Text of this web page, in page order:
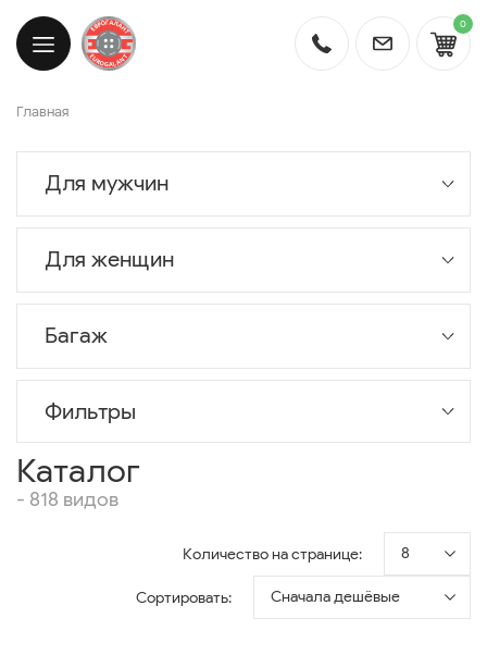
0
Главная
Для мужчин
Для женщин
Багаж
Фильтры
Каталог
- 818 видов
Количество на странице: 8
Сортировать: Сначала дешёвые